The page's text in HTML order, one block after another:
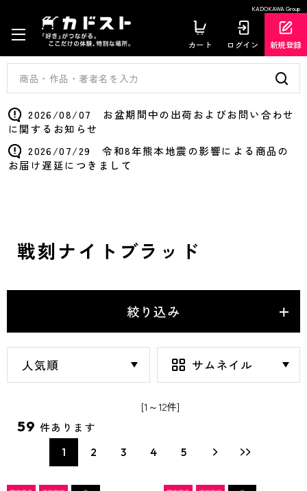
KADOKAWA Group
カート ログイン 新規登録
2026/08/07 お盆期間中の出荷およびお問い合わせ
に関するお知らせ
2026/07/29 令和8年熊本地震の影響による商品の
お届け遅延につきまして
戦刻ナイトブラッド
絞り込み
[1～12件]
59 件あります
1 2 3 4 5